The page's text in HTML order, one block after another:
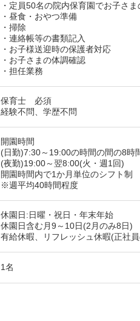
・定員50名の院内保育園でお子さ
・昼食・おやつ準備
・掃除
・連絡帳等の書類記入
・お子様送迎時の保護者対応
・お子さまの体調確認
・担任業務
保育士 必須
経験不問、学歴不問
開園時間
(日勤)7:30～19:00の時間の間の8時
(夜勤)19:00～翌8:00(火・週1回)
開園時間内で1か月単位のシフト制
※週平均40時間程度
休園日:日曜・祝日・年末年始
休園日含む月9～10日(2月のみ8日)
有給休暇、リフレッシュ休暇(正社
1名